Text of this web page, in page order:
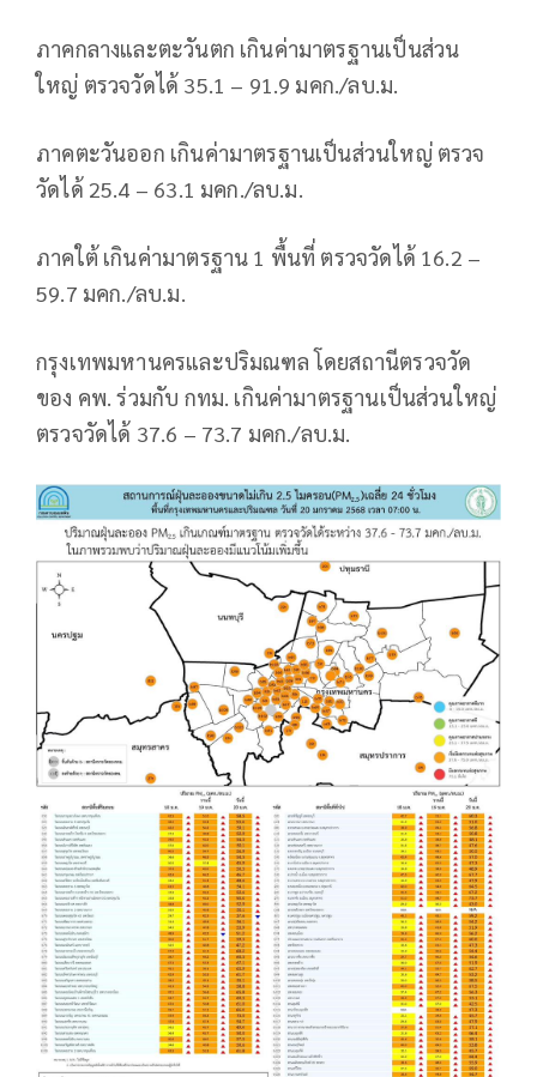
ภาคกลางและตะวันตก เกินค่ามาตรฐานเป็นส่วน
ใหญ่ ตรวจวัดได้ 35.1 – 91.9 มคก./ลบ.ม.
ภาคตะวันออก เกินค่ามาตรฐานเป็นส่วนใหญ่ ตรวจ
วัดได้ 25.4 – 63.1 มคก./ลบ.ม.
ภาคใต้ เกินค่ามาตรฐาน 1 พื้นที่ ตรวจวัดได้ 16.2 –
59.7 มคก./ลบ.ม.
กรุงเทพมหานครและปริมณฑล โดยสถานีตรวจวัด
ของ คพ. ร่วมกับ​ ​กทม. เกินค่ามาตรฐานเป็นส่วนใหญ่
ตรวจวัดได้ 37.6 – 73.7 มคก./ลบ.ม.